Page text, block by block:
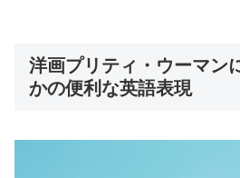
洋画プリティ・ウーマン
かの便利な英語表現